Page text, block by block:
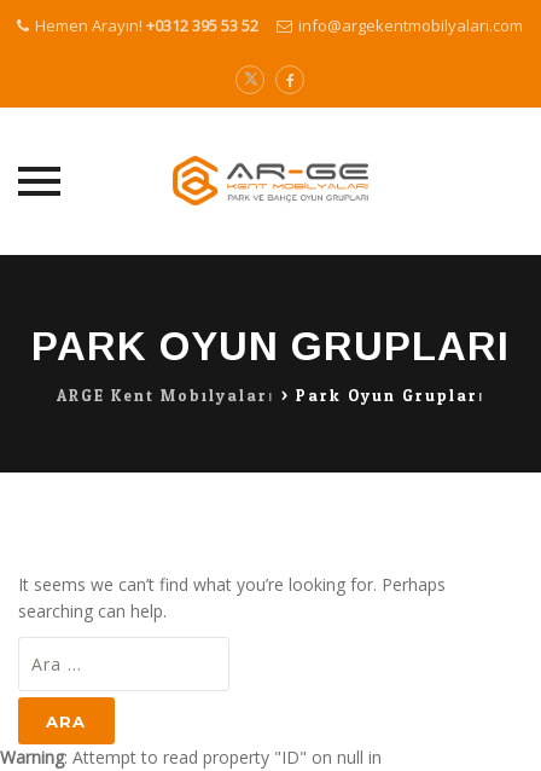
Hemen Arayın! +0312 395 53 52 info@argekentmobilyalari.com
PARK OYUN GRUPLARI
ARGE Kent Mobilyaları > Park Oyun Grupları
It seems we can’t find what you’re looking for. Perhaps
searching can help.
Warning: Attempt to read property "ID" on null in